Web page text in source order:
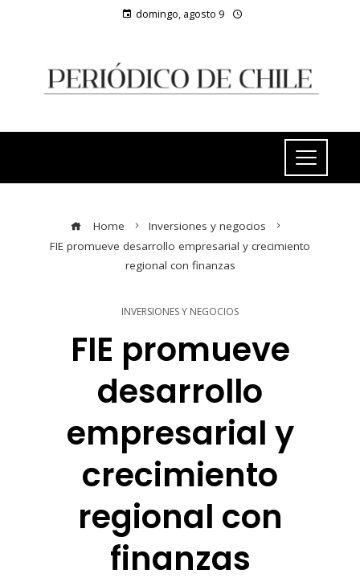
domingo, agosto 9
Home
Inversiones y negocios
FIE promueve desarrollo empresarial y crecimiento
regional con finanzas
INVERSIONES Y NEGOCIOS
FIE promueve
desarrollo
empresarial y
crecimiento
regional con
finanzas